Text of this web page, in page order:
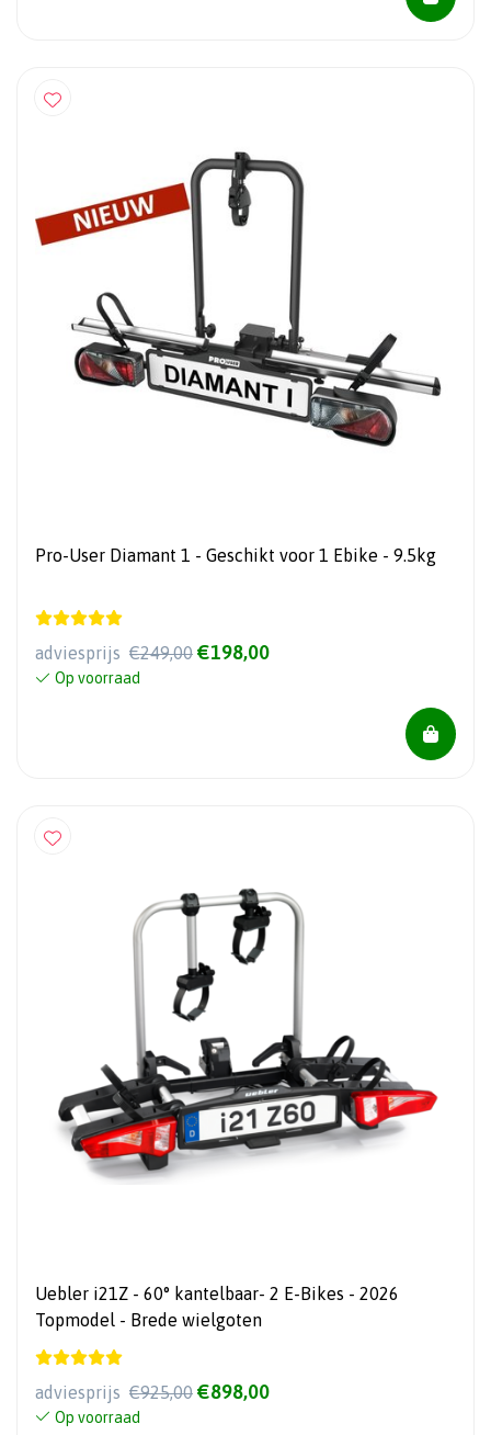
Pro-User Diamant 1 - Geschikt voor 1 Ebike - 9.5kg
adviesprijs €249,00 €198,00
Op voorraad
Uebler i21Z - 60° kantelbaar- 2 E-Bikes - 2026
Topmodel - Brede wielgoten
adviesprijs €925,00 €898,00
Op voorraad